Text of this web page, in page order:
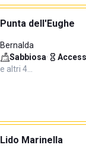
Punta dell'Eughe
Bernalda
Sabbiosa·
e altri 4…
Lido Marinella